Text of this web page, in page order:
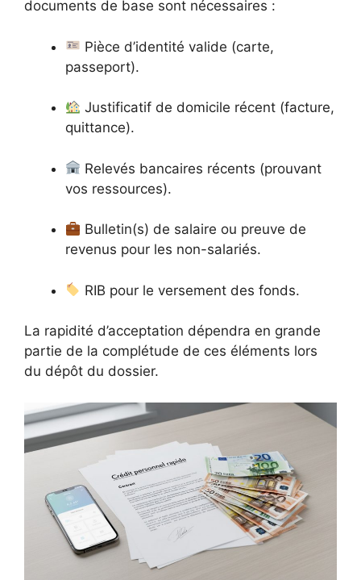
documents de base sont nécessaires :
Pièce d’identité valide (carte,
passeport).
Justificatif de domicile récent (facture,
quittance).
Relevés bancaires récents (prouvant
vos ressources).
Bulletin(s) de salaire ou preuve de
revenus pour les non-salariés.
RIB pour le versement des fonds.
La rapidité d’acceptation dépendra en grande
partie de la complétude de ces éléments lors
du dépôt du dossier.